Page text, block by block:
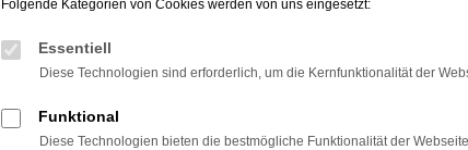
Folgende Kategorien von Cookies werden von uns eingesetzt:
Essentiell
Diese Technologien sind erforderlich, um die Kernfunktionalität der
Funktional
Diese Technologien bieten die bestmögliche Funktionalität der